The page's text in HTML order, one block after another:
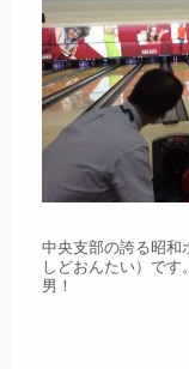
中央支部の誇る昭和
しどおんたい）で
男！